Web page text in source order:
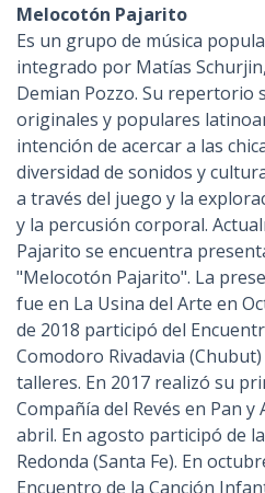
Melocotón Pajarito
Es un grupo de música
integrado por Matías
Demian Pozzo. Su repertorio
originales y populares
intención de acercar a las
diversidad de sonidos y
a través del juego y la
y la percusión corporal.
Pajarito se encuentra
"Melocotón Pajarito". La
fue en La Usina del Arte en
de 2018 participó del
Comodoro Rivadavia
talleres. En 2017 realizó su
Compañía del Revés en Pan
abril. En agosto participó de
Redonda (Santa Fe). En
Encuentro de la Canción